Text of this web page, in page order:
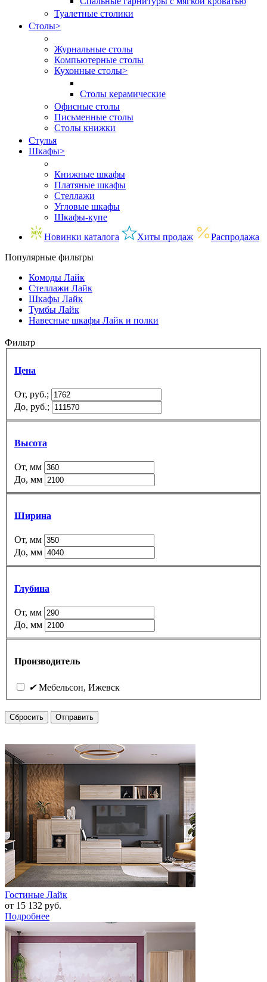
Туалетные столики
Столы>
Журнальные столы
Компьютерные столы
Кухонные столы>
Столы керамические
Офисные столы
Письменные столы
Столы книжки
Стулья
Шкафы>
Книжные шкафы
Платяные шкафы
Стеллажи
Угловые шкафы
Шкафы-купе
Новинки каталога
Хиты продаж
Распродажа
Популярные фильтры
Комоды Лайк
Стеллажи Лайк
Шкафы Лайк
Тумбы Лайк
Навесные шкафы Лайк и полки
Фильтр
Цена
От, руб.;
До, руб.;
Высота
От, мм
До, мм
Ширина
От, мм
До, мм
Глубина
От, мм
До, мм
Производитель
✔Мебельсон, Ижевск
Сбросить Отправить
Гостиные Лайк
от 15 132 руб.
Подробнее